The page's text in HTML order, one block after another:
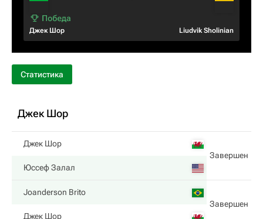
Джек Шор Liudvik Sholinian
Статистика
Джек Шор
Джек Шор
Завершен
Юссеф Залал
Joanderson Brito
Завершен
Джек Шор